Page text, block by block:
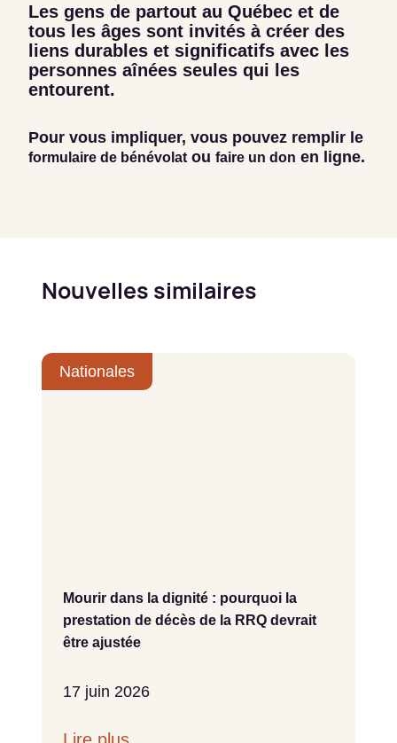
Les gens de partout au Québec et de
tous les âges sont invités à créer des
liens durables et significatifs avec les
personnes aînées seules qui les
entourent.
Pour vous impliquer, vous pouvez remplir le
formulaire de bénévolat ou faire un don en ligne.
Nouvelles similaires
Nationales
Mourir dans la dignité : pourquoi la
prestation de décès de la RRQ devrait
être ajustée
17 juin 2026